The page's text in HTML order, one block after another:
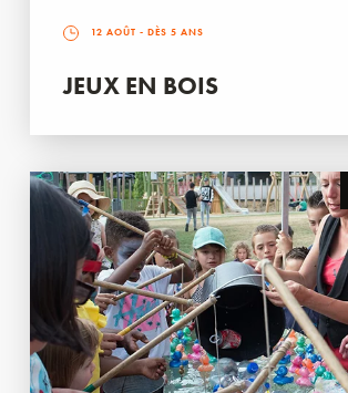
12 AOÛT - DÈS 5 ANS
JEUX EN BOIS